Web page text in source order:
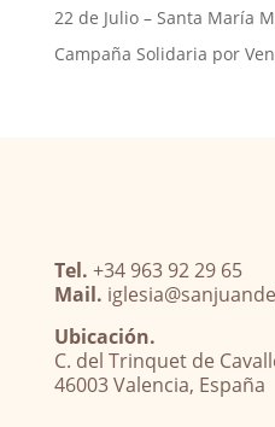
22 de Julio – Santa María
Campaña Solidaria por
Tel. +34 963 92 29 65
Mail.
Ubicación.
C. del Trinquet de
46003 Valencia, España